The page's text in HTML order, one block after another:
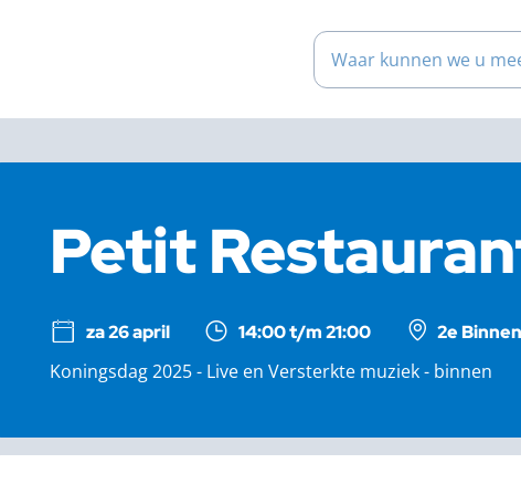
Waar kunnen we u
Petit
za 26 april 14:00 t/m 21:00
2e
Koningsdag 2025 - Live en Versterkte muziek - binnen